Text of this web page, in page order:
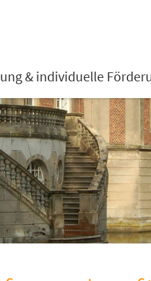
& individuelle